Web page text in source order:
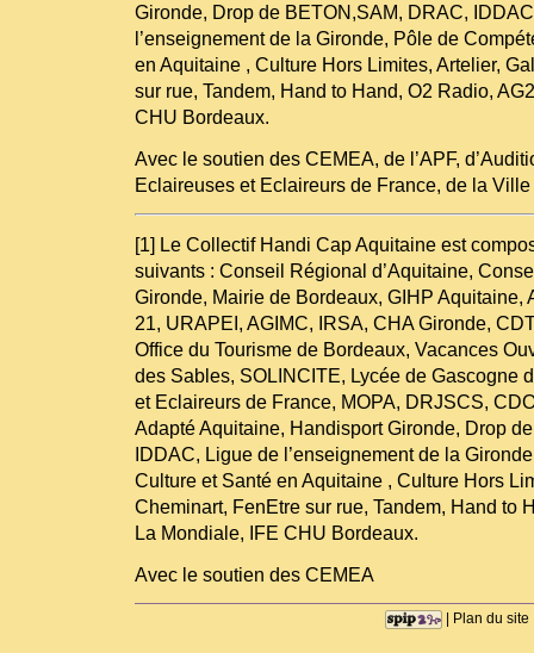
Gironde, Drop de BETON,SAM, DRAC,
l’enseignement de la Gironde, Pôle de
en Aquitaine , Culture Hors Limites, Artelier,
sur rue, Tandem, Hand to Hand, O2 Radio,
CHU Bordeaux.
Avec le soutien des CEMEA, de l’APF,
Eclaireuses et Eclaireurs de France, de la
[1] Le Collectif Handi Cap Aquitaine est
suivants : Conseil Régional d’Aquitaine,
Gironde, Mairie de Bordeaux, GIHP Aquitaine,
21, URAPEI, AGIMC, IRSA, CHA Gironde,
Office du Tourisme de Bordeaux, Vacances
des Sables, SOLINCITE, Lycée de Gascogne
et Eclaireurs de France, MOPA, DRJSCS,
Adapté Aquitaine, Handisport Gironde, Drop
IDDAC, Ligue de l’enseignement de la
Culture et Santé en Aquitaine , Culture Hors
Cheminart, FenEtre sur rue, Tandem, Hand to
La Mondiale, IFE CHU Bordeaux.
Avec le soutien des CEMEA
| Plan du site